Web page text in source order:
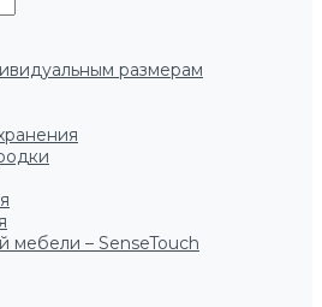
размерам
мебели – SenseTouch